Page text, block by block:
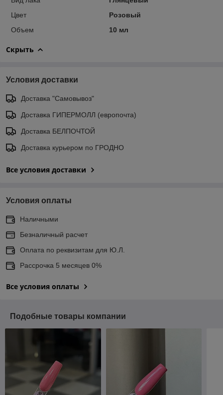
Цвет
Розовый
Объем
10 мл
Скрыть
Условия доставки
Доставка "Самовывоз"
Доставка ГИПЕРМОЛЛ (европочта)
Доставка БЕЛПОЧТОЙ
Доставка курьером по ГРОДНО
Все условия доставки
Условия оплаты
Наличными
Безналичный расчет
Оплата по реквизитам для Ю.Л.
Рассрочка 5 месяцев 0%
Все условия оплаты
Подобные товары компании